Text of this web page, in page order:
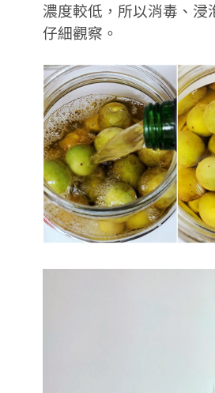
濃度較低，所以消毒、浸
仔細觀察。